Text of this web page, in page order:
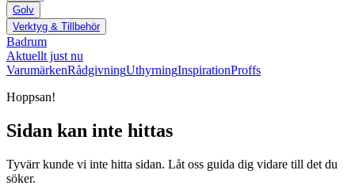
Golv
Verktyg & Tillbehör
Badrum
Aktuellt just nu
VarumärkenRådgivningUthyrningInspirationProffs
Hoppsan!
Sidan kan inte hittas
Tyvärr kunde vi inte hitta sidan. Låt oss guida dig vidare till det du
söker.